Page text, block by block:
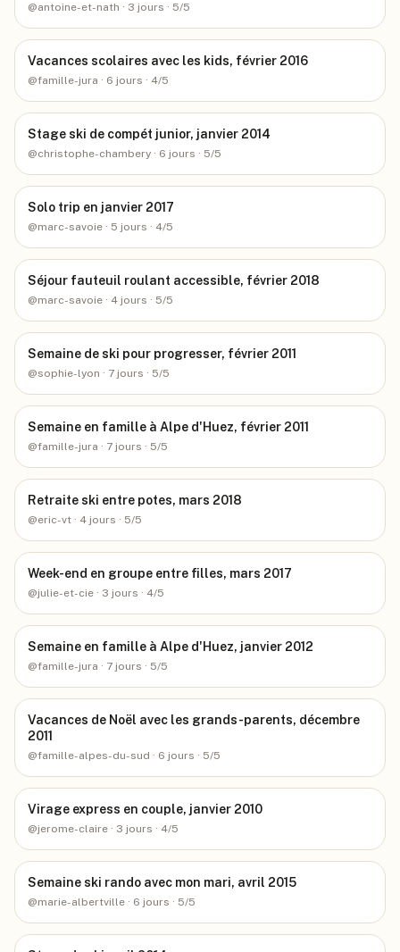
@antoine-et-nath · 3 jours · 5/5
Vacances scolaires avec les kids, février 2016
@famille-jura · 6 jours · 4/5
Stage ski de compét junior, janvier 2014
@christophe-chambery · 6 jours · 5/5
Solo trip en janvier 2017
@marc-savoie · 5 jours · 4/5
Séjour fauteuil roulant accessible, février 2018
@marc-savoie · 4 jours · 5/5
Semaine de ski pour progresser, février 2011
@sophie-lyon · 7 jours · 5/5
Semaine en famille à Alpe d'Huez, février 2011
@famille-jura · 7 jours · 5/5
Retraite ski entre potes, mars 2018
@eric-vt · 4 jours · 5/5
Week-end en groupe entre filles, mars 2017
@julie-et-cie · 3 jours · 4/5
Semaine en famille à Alpe d'Huez, janvier 2012
@famille-jura · 7 jours · 5/5
Vacances de Noël avec les grands-parents, décembre
2011
@famille-alpes-du-sud · 6 jours · 5/5
Virage express en couple, janvier 2010
@jerome-claire · 3 jours · 4/5
Semaine ski rando avec mon mari, avril 2015
@marie-albertville · 6 jours · 5/5